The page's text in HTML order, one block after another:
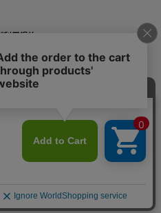
利用規約
人情報の取り扱い
販【Alinoma】
大きいサイズアイテムを豊富に取りそろ
様々なカテゴリから大きいサイズ（L～